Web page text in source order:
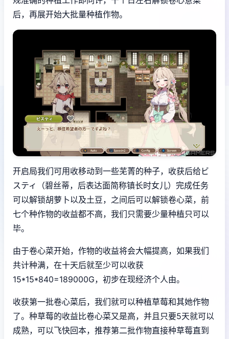
后，再展开始大批量种植作物。
开启局我们可用收移动到一些芜菁的种子，收获后给ビ
スティ（碧丝蒂，后表达面简称镇长时女儿）完成任务
可以解锁胡萝卜以及土豆，之间后可以解锁卷心菜，前
七个种作物的收益都不高，我们只需要少量种植只可以
毕。
由于卷心菜开始，作物的收益将会大幅提高，如果我们
共计种满，在十天后就至少可以收获
15*15*840=189000G，初步在现经济个人由。
收获第一批卷心菜后，我们就可以种植草莓和其她作物
了。种草莓的收益比卷心菜又是高，并且只要5天就可以
成熟，可以飞快回本，推荐第二批作物直接种草莓直到